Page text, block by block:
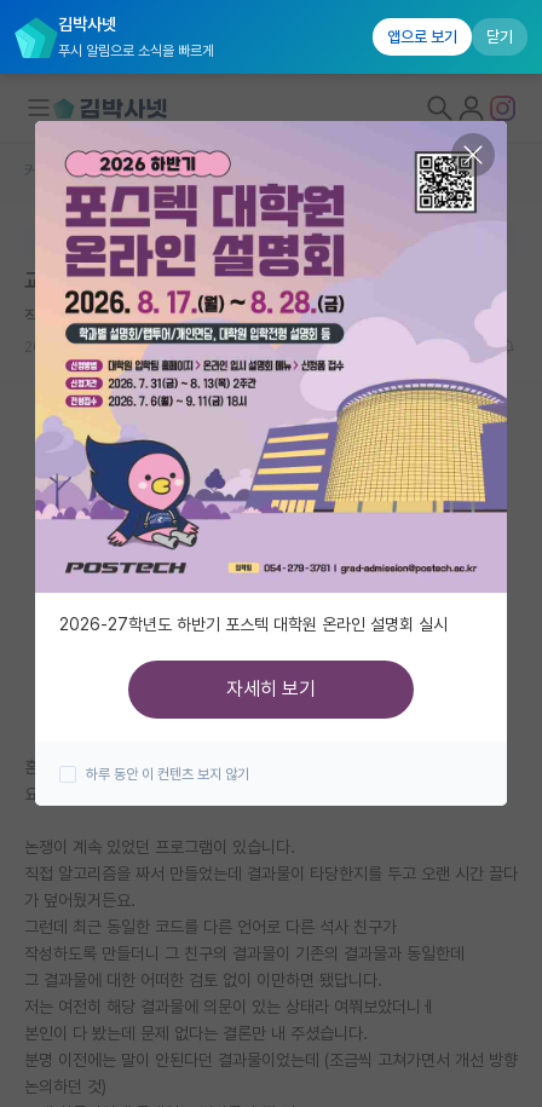
김박사넷
푸시 알림으로 소식을 빠르게
앱으로 보기 닫기
대학원생 모집
국내대학원 정보
연구실&오픈랩
커뮤니티
커뮤니티 홈
전체글보기
베스트 게시판
IF 명예의전당
자유 게시판(아무개랩)
미국 유학 게시판
미국 대학원 합격 후기 게시판
대학원 합격 후기 게시판
석박사 채용 정보 게시판
임용 정보 게시판
학부 인턴 게시판
취업 게시판
임용 후기 게시판
커뮤니티 홈 자유 게시판(아무개랩)
본문이 수정되지 않는 박제글입니다.
교수님 뒷담화 ㅋ
직설적인 알렉산더 벨
2024.04.04 12 11716
혼자 그냥 심란한 것도 있고
요즘들어 지도교수 때문에 심란합니다.
논쟁이 계속 있었던 프로그램이 있습니다.
직접 알고리즘을 짜서 만들었는데 결과물이 타당한지를 두고 오랜 시간 끌다
가 덮어뒀거든요.
그런데 최근 동일한 코드를 다른 언어로 다른 석사 친구가
작성하도록 만들더니 그 친구의 결과물이 기존의 결과물과 동일한데
그 결과물에 대한 어떠한 검토 없이 이만하면 됐답니다.
저는 여전히 해당 결과물에 의문이 있는 상태라 여쭤보았더니ㅔ
본인이 다 봤는데 문제 없다는 결론만 내 주셨습니다.
분명 이전에는 말이 안된다던 결과물이었는데 (조금씩 고쳐가면서 개선 방향
논의하던 것)
2026-27학년도 하반기 포스텍 대학원 온라인 설명회 실시
자세히 보기
하루 동안 이 컨텐츠 보지 않기